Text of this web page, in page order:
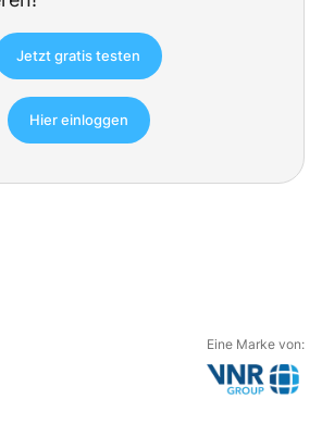
Jetzt gratis testen
Hier einloggen
Eine Marke von: